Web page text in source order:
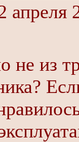
апреля
не из